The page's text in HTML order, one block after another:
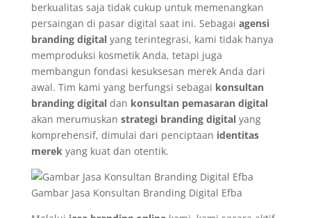
berkualitas saja tidak cukup untuk memenangkan
persaingan di pasar digital saat ini. Sebagai agensi
branding digitalyang terintegrasi, kami tidak hanya
memproduksi kosmetik Anda, tetapi juga
membangun fondasi kesuksesan merek Anda dari
awal. Tim kami yang berfungsi sebagai konsultan
branding digitaldan konsultan pemasaran digital
akan merumuskan strategi branding digitalyang
komprehensif, dimulai dari penciptaan identitas
merekyang kuat dan otentik.
Gambar Jasa Konsultan Branding Digital Efba